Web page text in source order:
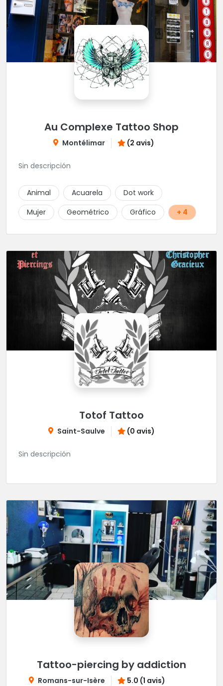
Au Complexe Tattoo Shop
Montélimar (2 avis)
Sin descripción
Animal Acuarela
Dot work
Mujer
Geométrico Gráfico + 4
Totof Tattoo
Saint-Saulve (0 avis)
Sin descripción
Tattoo-piercing by addiction
Romans-sur-Isère 5.0 (1 avis)